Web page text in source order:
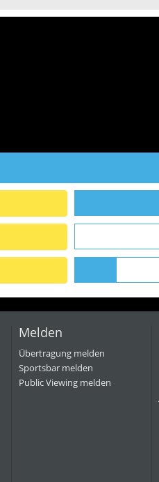
Melden
Übertragung melden
Sportsbar melden
Public Viewing melden